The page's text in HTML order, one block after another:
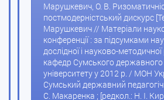
Марушкевич, О. В.
постмодерністський дискурс
Марушкевич // Матеріали
конференції : за підсумками
дослідної і науково-
кафедр Сумського державного
університету у 2012 р. / МОН
Сумський державний
С. Макаренка ; [редкол.: Н. І.